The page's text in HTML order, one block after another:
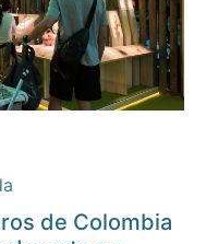
de Colombia